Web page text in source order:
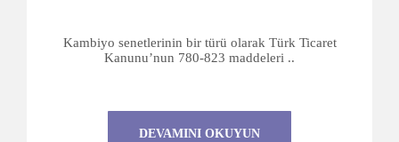
Kambiyo senetlerinin bir türü olarak Türk Ticaret
Kanunu’nun 780-823 maddeleri ..
DEVAMINI OKUYUN